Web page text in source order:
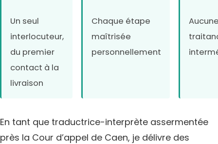
Un seul
interlocuteur,
du premier
contact à la
livraison
Chaque étape
maîtrisée
personnellement
En tant que traductrice-interprète assermentée
près la Cour d’appel de Caen, je délivre des